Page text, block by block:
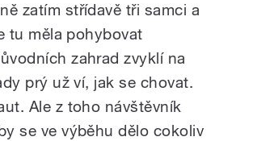
zatím střídavě tři samci a
tu měla pohybovat
zahrad zvyklí na
prý už ví, jak se chovat.
Ale z toho návštěvník
se ve výběhu dělo cokoliv